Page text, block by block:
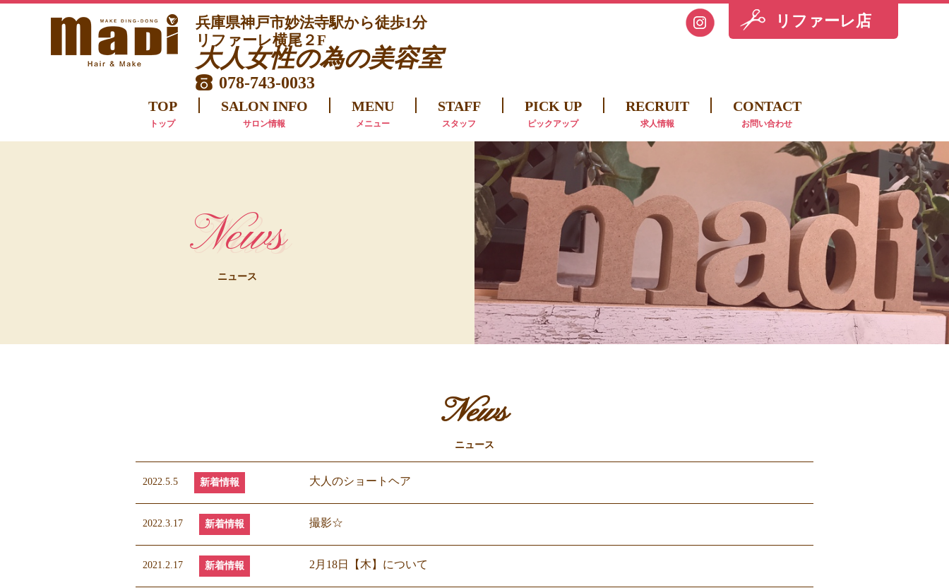
兵庫県神戸市妙法寺駅から徒歩1分
リファーレ横尾２F
大人女性の為の美容室
078-743-0033
リファーレ店
TOP
トップ
SALON INFO
サロン情報
MENU
メニュー
STAFF
スタッフ
PICK UP
ピックアップ
RECRUIT
求人情報
CONTACT
お問い合わせ
News
ニュース
News
ニュース
2022.5.5 新着情報 大人のショートヘア
2022.3.17 新着情報 撮影☆
2021.2.17 新着情報 2月18日【木】について